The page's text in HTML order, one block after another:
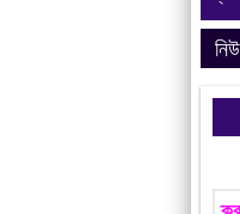
অনার্স ২০২৩-২৪